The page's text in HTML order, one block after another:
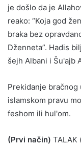
je došlo da je
reako: “Koja god
braka bez
Dženneta”. Hadis
šejh Albani i Šu'ajb
Prekidanje bračnog
islamskom pravu
feshom ili hul'om.
(Prvi način) TALAK